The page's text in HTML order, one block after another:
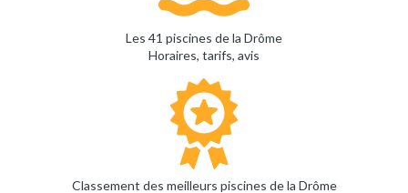
Les 41 piscines de la Drôme
Horaires, tarifs, avis
Classement des meilleurs piscines de la Drôme